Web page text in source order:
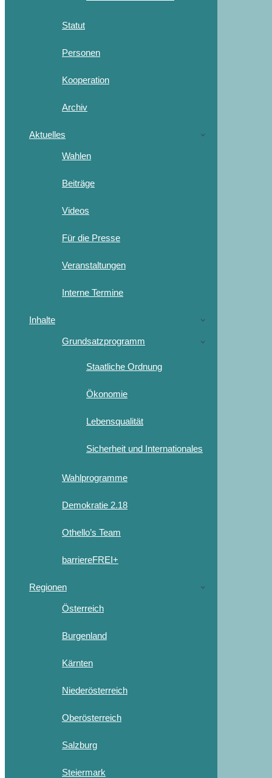
Statut
Personen
Kooperation
Archiv
Aktuelles
Wahlen
Beiträge
Videos
Für die Presse
Veranstaltungen
Interne Termine
Inhalte
Grundsatzprogramm
Staatliche Ordnung
Ökonomie
Lebensqualität
Sicherheit und Internationales
Wahlprogramme
Demokratie 2.18
Othello’s Team
barriereFREI+
Regionen
Österreich
Burgenland
Kärnten
Niederösterreich
Oberösterreich
Salzburg
Steiermark